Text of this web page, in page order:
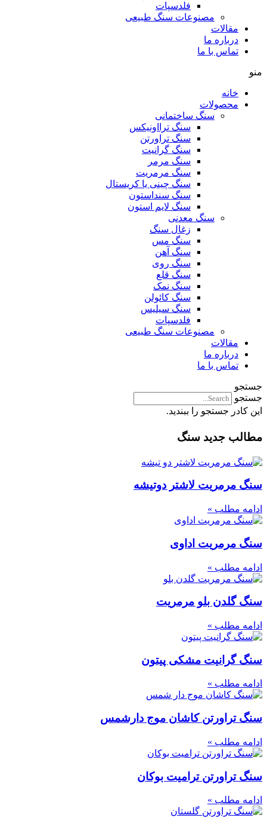
فلدسپات
مصنوعات سنگ طبیعی
مقالات
درباره ما
تماس با ما
منو
خانه
محصولات
سنگ ساختمانی
سنگ ترااونیکس
سنگ تراورتن
سنگ گرانیت
سنگ مرمر
سنگ مرمریت
سنگ چینی یا کریستال
سنگ سنداستون
سنگ لایم استون
سنگ معدنی
زغال سنگ
سنگ مس
سنگ آهن
سنگ روی
سنگ قلع
سنگ نمک
سنگ کائولن
سنگ سیلیس
فلدسپات
مصنوعات سنگ طبیعی
مقالات
درباره ما
تماس با ما
جستجو
جستجو
این کادر جستجو را ببندید.
مطالب جدید سنگ
سنگ مرمریت لاشتر دوتیشه
ادامه مطلب »
سنگ مرمریت اداوی
ادامه مطلب »
سنگ گلدن بلو مرمریت
ادامه مطلب »
سنگ گرانیت مشکی پیتون
ادامه مطلب »
سنگ تراورتن کاشان موج دارشمس
ادامه مطلب »
سنگ تراورتن ترامیت بوکان
ادامه مطلب »